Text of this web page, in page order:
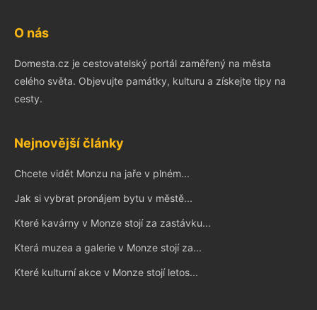
O nás
Domesta.cz je cestovatelský portál zaměřený na města
celého světa. Objevujte památky, kulturu a získejte tipy na
cesty.
Nejnovější články
Chcete vidět Monzu na jaře v plném...
Jak si vybrat pronájem bytu v městě...
Které kavárny v Monze stojí za zastávku...
Která muzea a galerie v Monze stojí za...
Které kulturní akce v Monze stojí letos...